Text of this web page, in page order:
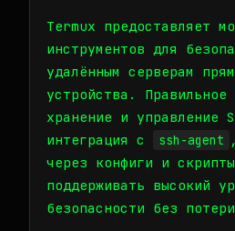
Termux предоставляет
инструментов для
удалённым серверам
устройства. Правильное
хранение и управление
интеграция с
ssh-agent
через конфиги и
поддерживать высокий
безопасности без